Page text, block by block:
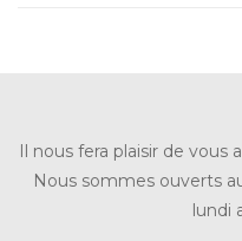
Il nous fera plaisir de vous
Nous sommes ouverts
lundi